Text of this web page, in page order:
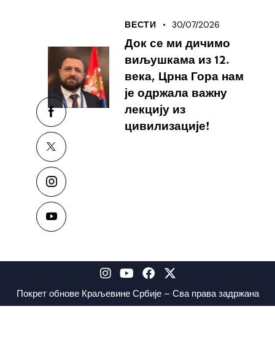
ВЕСТИ 30/07/2026
Док се ми дичимо
виљушкама из 12.
века, Црна Гора нам
је одржала важну
лекцију из
цивилизације!
Покрет обнове Краљевине Србије – Сва права задржана